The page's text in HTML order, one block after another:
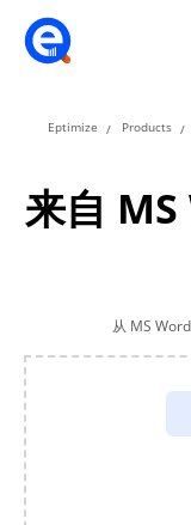
Eptimize Products
来自
从 MS